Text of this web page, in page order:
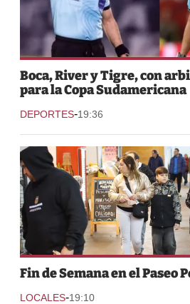
Boca, River y Tigre, con
para la Copa Sudamericana
DEPORTES-19:36
Fin de Semana en el Paseo
LOCALES-19:10